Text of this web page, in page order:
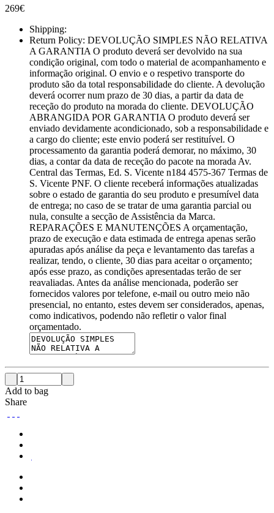
269€
Shipping:
Return Policy: DEVOLUÇÃO SIMPLES NÃO RELATIVA
A GARANTIA O produto deverá ser devolvido na sua
condição original, com todo o material de acompanhamento e
informação original. O envio e o respetivo transporte do
produto são da total responsabilidade do cliente. A devolução
deverá ocorrer num prazo de 30 dias, a partir da data de
receção do produto na morada do cliente. DEVOLUÇÃO
ABRANGIDA POR GARANTIA O produto deverá ser
enviado devidamente acondicionado, sob a responsabilidade e
a cargo do cliente; este envio poderá ser restituível. O
processamento da garantia poderá demorar, no máximo, 30
dias, a contar da data de receção do pacote na morada Av.
Central das Termas, Ed. S. Vicente n184 4575-367 Termas de
S. Vicente PNF. O cliente receberá informações atualizadas
sobre o estado de garantia do seu produto e presumível data
de entrega; no caso de se tratar de uma garantia parcial ou
nula, consulte a secção de Assistência da Marca.
REPARAÇÕES E MANUTENÇÕES A orçamentação,
prazo de execução e data estimada de entrega apenas serão
apuradas após análise da peça e levantamento das tarefas a
realizar, tendo, o cliente, 30 dias para aceitar o orçamento;
após esse prazo, as condições apresentadas terão de ser
reavaliadas. Antes da análise mencionada, poderão ser
fornecidos valores por telefone, e-mail ou outro meio não
presencial, no entanto, estes devem ser considerados, apenas,
como indicativos, podendo não refletir o valor final
orçamentado.
Add to bag
Share